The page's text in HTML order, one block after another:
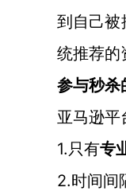
到自己被
统推荐的
参与秒杀
亚马逊平
1.只有专
2.时间间